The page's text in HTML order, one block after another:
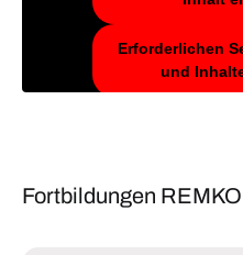
Erforderlichen
und
Fortbildungen